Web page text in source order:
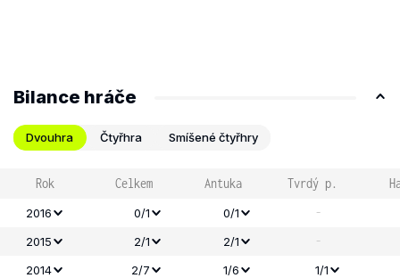
Bilance hráče
Dvouhra Čtyřhra Smíšené čtyřhry
Rok Celkem Antuka Tvrdý p.
2016 0/1 0/1 -
2015 2/1 2/1 -
2014 2/7 1/6
1/1